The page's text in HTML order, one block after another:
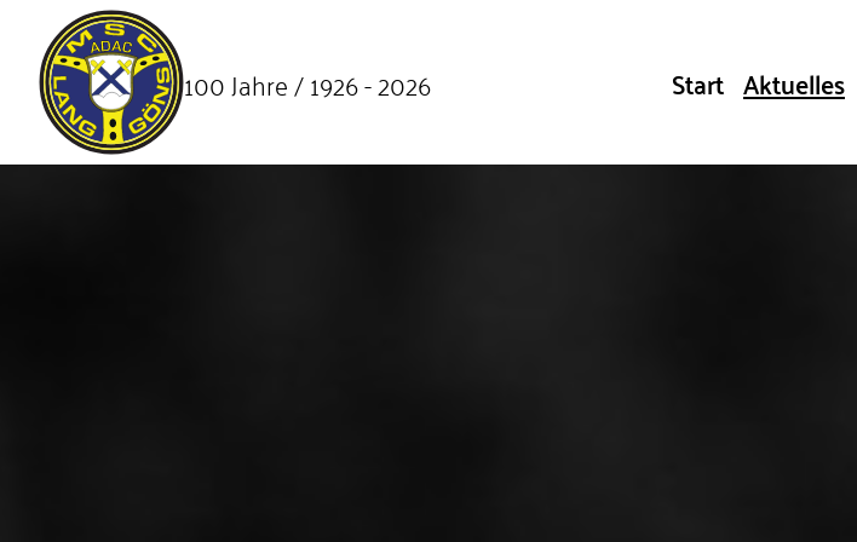
SKIP TO MAIN CONTENT
100 Jahre / 1926 - 2026 Start Aktuelles